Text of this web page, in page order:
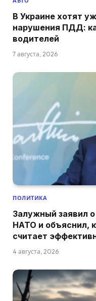
В Украине хотят
нарушения ПДД:
водителей
7 августа, 2026
ПОЛИТИКА
Залужный заявил
НАТО и объяснил,
считает
4 августа, 2026